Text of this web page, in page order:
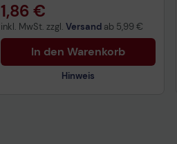
1,86 €
inkl. MwSt. zzgl. Versand ab 5,99 €
In den Warenkorb
Hinweis